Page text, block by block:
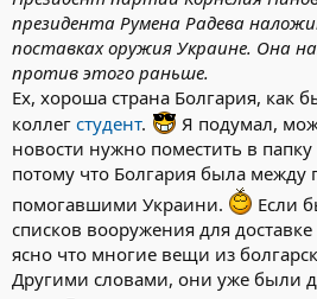
президента Румена Радева
поставках оружия Украине. Она
против этого раньше.
Ех, хороша страна Болгария, как
коллег студент.
Я подумал,
новости нужно поместить в
потому что Болгария была между
помогавшими Украини.
Если
списков вооружения для
ясно что многие вещи из
Другими словами, они уже были